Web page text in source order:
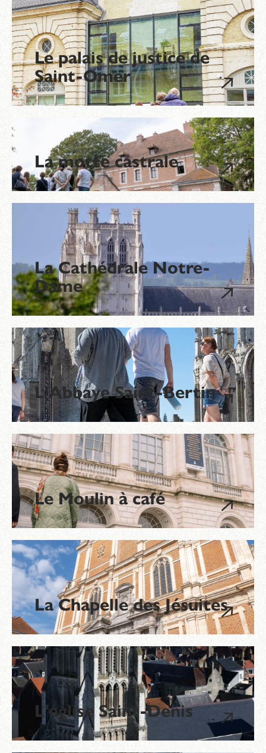
Le palais de justice de
Saint-Omer
La motte castrale
La Cathédrale Notre-
Dame
L'Abbaye Saint-Bertin
Le Moulin à café
La Chapelle des Jésuites
L'église Saint-Denis